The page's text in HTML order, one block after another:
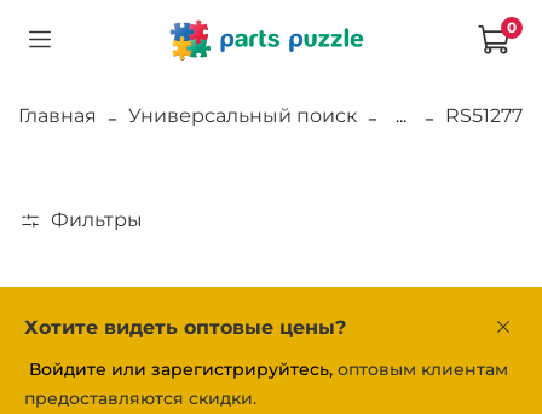
0
Главная Универсальный поиск ... RS51277
Фильтры
Хотите видеть оптовые цены?
Войдите или зарегистрируйтесь, оптовым клиентам
предоставляются скидки.